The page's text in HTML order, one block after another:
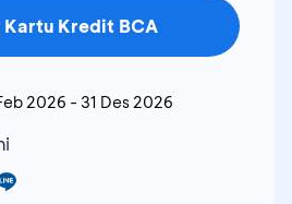
Kartu Kredit BCA
2026 - 31 Des 2026